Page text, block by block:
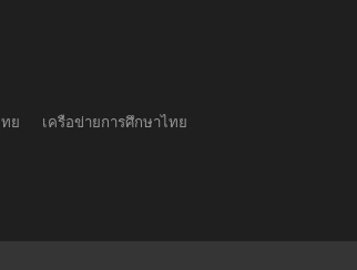
ย เครือข่ายการศึกษาไทย